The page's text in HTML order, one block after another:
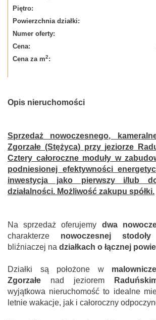
Piętro:
Powierzchnia działki:
Numer oferty:
Cena:
Cena za m2:
Opis nieruchomości
Sprzedaż nowoczesnego,
Zgorzałe (Stężyca) przy jeziorze
Cztery całoroczne moduły w
podniesionej efektywności
inwestycja jako pierwszy i/lub
działalności. Możliwość zakupu spółki.
Na sprzedaż oferujemy dwa
charakterze nowoczesnej stodoły
bliźniaczej na działkach o łącznej
Działki są położone w
Zgorzałe nad jeziorem
wyjątkowa nieruchomość to idealne
letnie wakacje, jak i całoroczny